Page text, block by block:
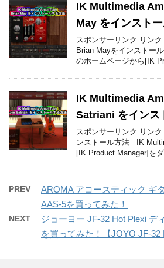
IK Multimedia
May をインストー
スポンサーリンク リン
Brian Mayをインストー
のホームページから[IK
IK Multimedia
Satriani をインス
スポンサーリンク リン
ンストール方法 IK
[IK Product Manager]を
PREV
AROMA アコースティック ギ
AAS-5を買ってみた！
NEXT
ジョーヨー JF-32 Hot Plexi デ
を買ってみた！【JOYO JF-32